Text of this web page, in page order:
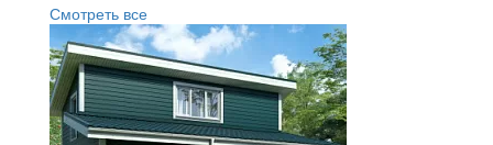
Смотреть все